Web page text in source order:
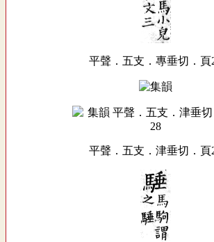
平聲．五支．專垂切．頁
平聲．五支．津垂切．頁